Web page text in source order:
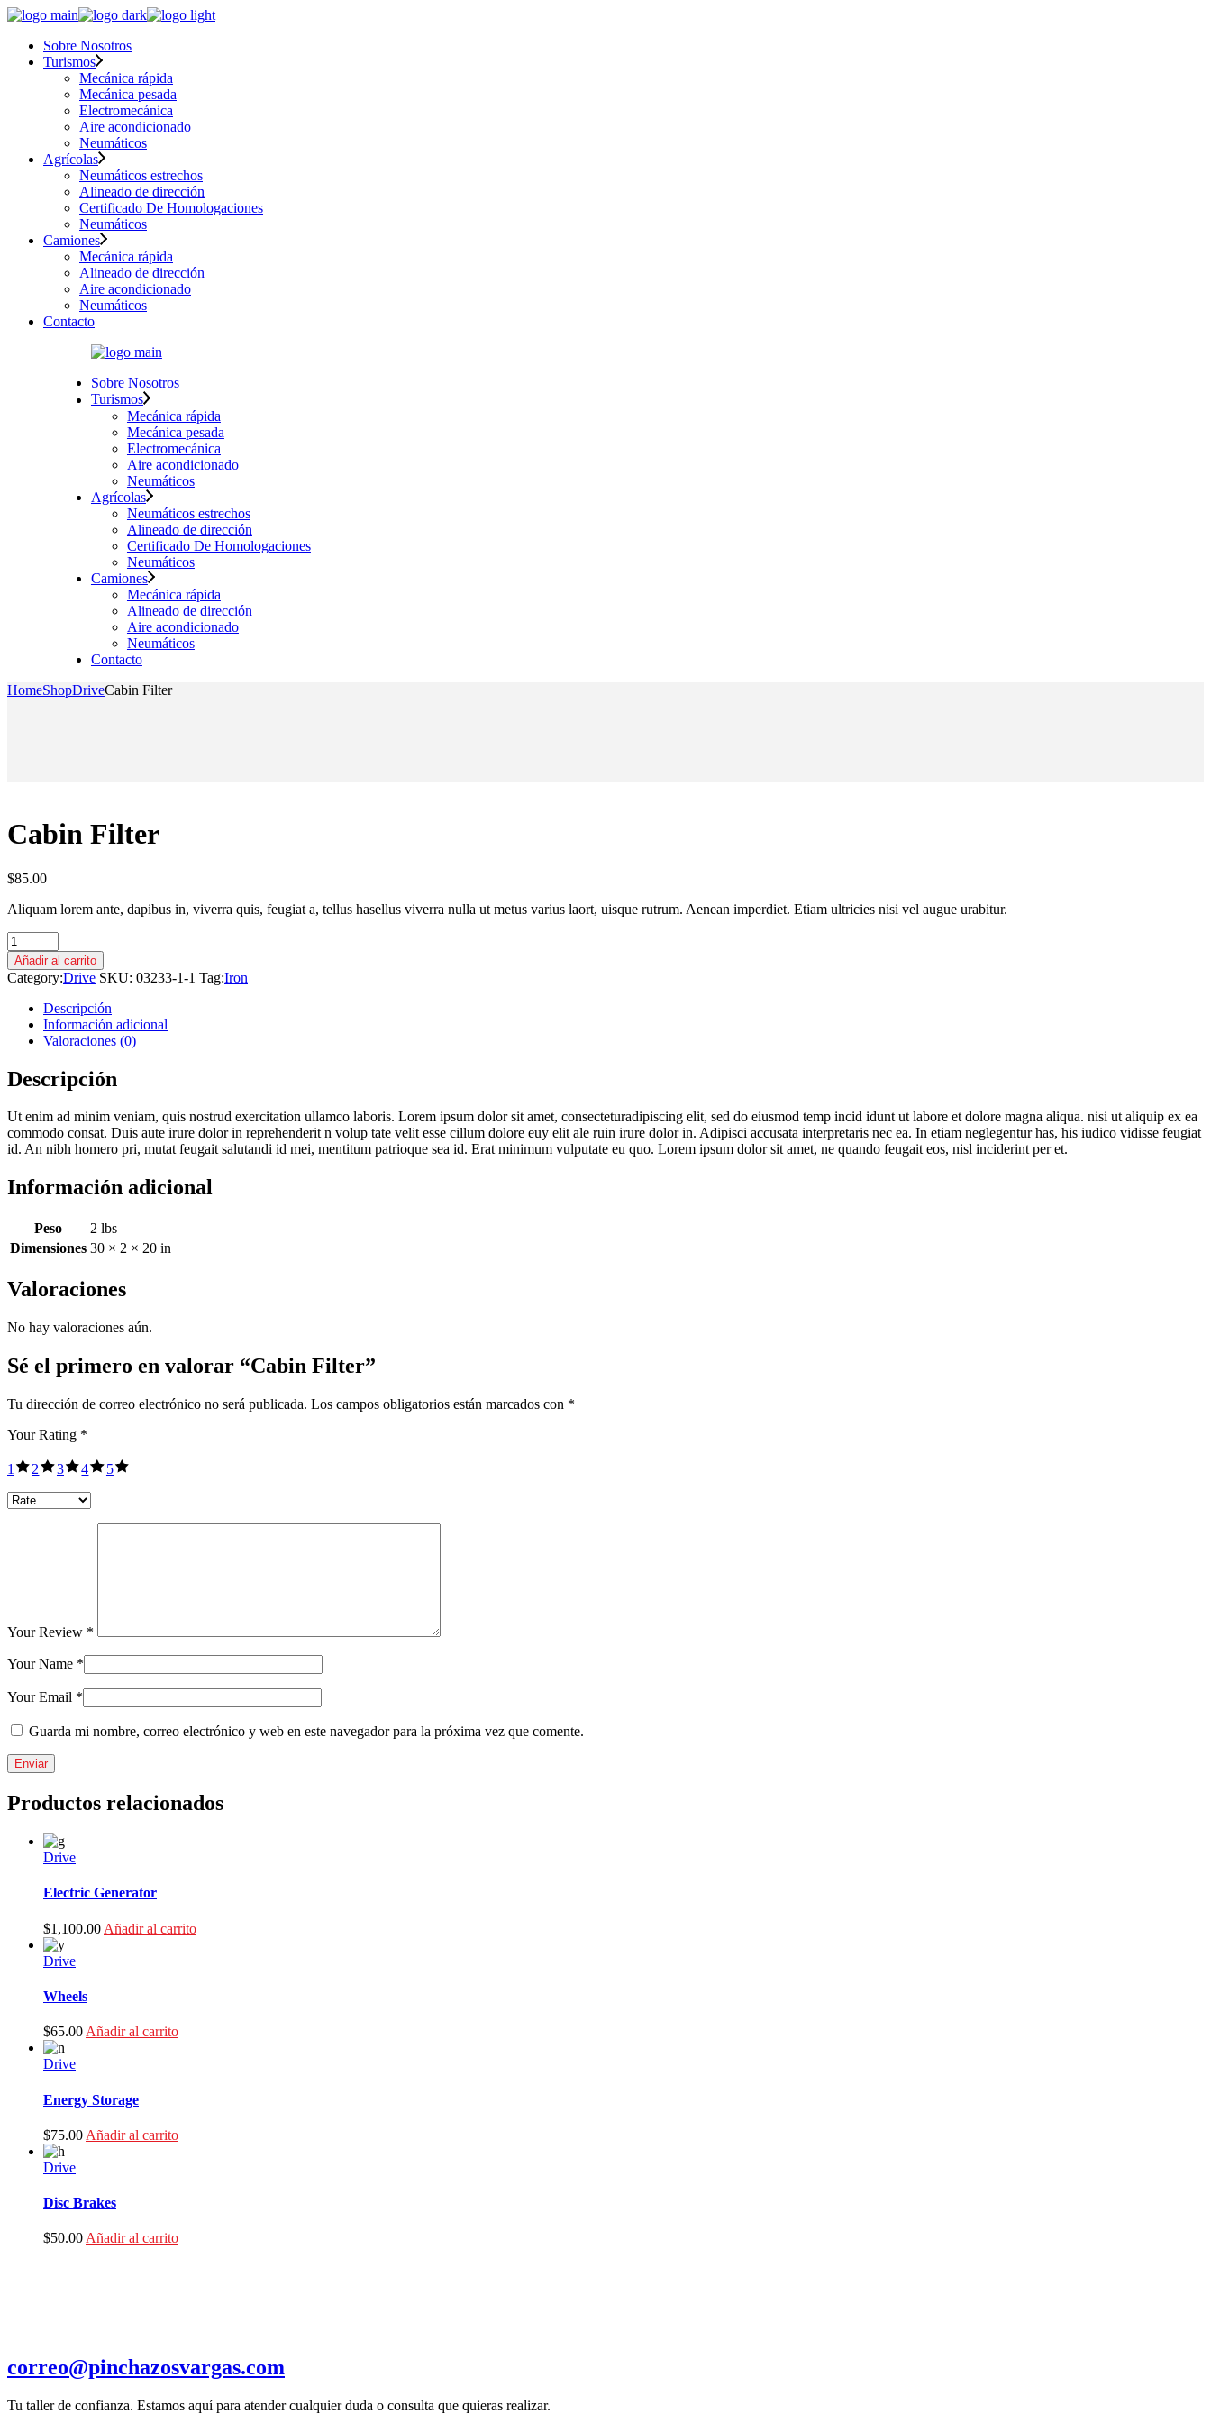
Sobre Nosotros
Turismos
Mecánica rápida
Mecánica pesada
Electromecánica
Aire acondicionado
Neumáticos
Agrícolas
Neumáticos estrechos
Alineado de dirección
Certificado De Homologaciones
Neumáticos
Camiones
Mecánica rápida
Alineado de dirección
Aire acondicionado
Neumáticos
Contacto
Sobre Nosotros
Turismos
Mecánica rápida
Mecánica pesada
Electromecánica
Aire acondicionado
Neumáticos
Agrícolas
Neumáticos estrechos
Alineado de dirección
Certificado De Homologaciones
Neumáticos
Camiones
Mecánica rápida
Alineado de dirección
Aire acondicionado
Neumáticos
Contacto
HomeShopDriveCabin Filter
Cabin Filter
$85.00
Aliquam lorem ante, dapibus in, viverra quis, feugiat a, tellus hasellus viverra nulla ut metus varius laort, uisque rutrum. Aenean imperdiet. Etiam ultricies nisi vel augue urabitur.
Añadir al carrito
Category:Drive SKU: 03233-1-1 Tag:Iron
Descripción
Información adicional
Valoraciones (0)
Descripción
Ut enim ad minim veniam, quis nostrud exercitation ullamco laboris. Lorem ipsum dolor sit amet, consecteturadipiscing elit, sed do eiusmod temp incid idunt ut labore et dolore magna aliqua. nisi ut aliquip ex ea
commodo consat. Duis aute irure dolor in reprehenderit n volup tate velit esse cillum dolore euy elit ale ruin irure dolor in. Adipisci accusata interpretaris nec ea. In etiam neglegentur has, his iudico vidisse feugiat
id. An nibh homero pri, mutat feugait salutandi id mei, mentitum patrioque sea id. Erat minimum vulputate eu quo. Lorem ipsum dolor sit amet, ne quando feugait eos, nisl inciderint per et.
Información adicional
Peso
2 lbs
Dimensiones 30 × 2 × 20 in
Valoraciones
No hay valoraciones aún.
Sé el primero en valorar “Cabin Filter”
Tu dirección de correo electrónico no será publicada. Los campos obligatorios están marcados con *
Your Rating *
1 2 3 4 5
Your Review *
Your Name *
Your Email *
Guarda mi nombre, correo electrónico y web en este navegador para la próxima vez que comente.
Enviar
Productos relacionados
Drive
Electric Generator
$1,100.00 Añadir al carrito
Drive
Wheels
$65.00 Añadir al carrito
Drive
Energy Storage
$75.00 Añadir al carrito
Drive
Disc Brakes
$50.00 Añadir al carrito
correo@pinchazosvargas.com
Tu taller de confianza. Estamos aquí para atender cualquier duda o consulta que quieras realizar.